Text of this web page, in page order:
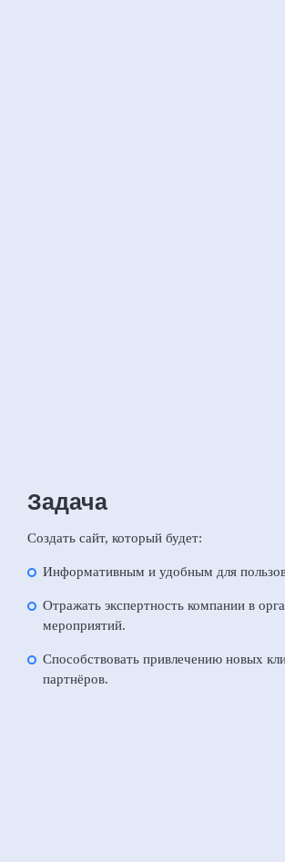
Задача
Создать сайт, который будет:
Информативным и удобным для
Отражать экспертность компании в
мероприятий.
Способствовать привлечению новых
партнёров.